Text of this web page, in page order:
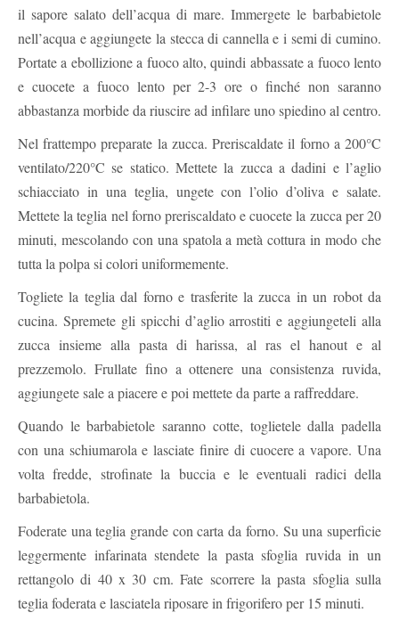
il sapore salato dell’acqua di mare. Immergete le barbabietole
nell’acqua e aggiungete la stecca di cannella e i semi di cumino.
Portate a ebollizione a fuoco alto, quindi abbassate a fuoco lento
e cuocete a fuoco lento per 2-3 ore o finché non saranno
abbastanza morbide da riuscire ad infilare uno spiedino al centro.
Nel frattempo preparate la zucca. Preriscaldate il forno a 200°C
ventilato/220°C se statico. Mettete la zucca a dadini e l’aglio
schiacciato in una teglia, ungete con l’olio d’oliva e salate.
Mettete la teglia nel forno preriscaldato e cuocete la zucca per 20
minuti, mescolando con una spatola a metà cottura in modo che
tutta la polpa si colori uniformemente.
Togliete la teglia dal forno e trasferite la zucca in un robot da
cucina. Spremete gli spicchi d’aglio arrostiti e aggiungeteli alla
zucca insieme alla pasta di harissa, al ras el hanout e al
prezzemolo. Frullate fino a ottenere una consistenza ruvida,
aggiungete sale a piacere e poi mettete da parte a raffreddare.
Quando le barbabietole saranno cotte, toglietele dalla padella
con una schiumarola e lasciate finire di cuocere a vapore. Una
volta fredde, strofinate la buccia e le eventuali radici della
barbabietola.
Foderate una teglia grande con carta da forno. Su una superficie
leggermente infarinata stendete la pasta sfoglia ruvida in un
rettangolo di 40 x 30 cm. Fate scorrere la pasta sfoglia sulla
teglia foderata e lasciatela riposare in frigorifero per 15 minuti.